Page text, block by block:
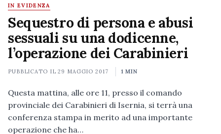
IN EVIDENZA
Sequestro di persona e abusi
sessuali su una dodicenne,
l’operazione dei Carabinieri
PUBBLICATO IL29 MAGGIO 2017 1 MIN
Questa mattina, alle ore 11, presso il comando
provinciale dei Carabinieri di Isernia, si terrà una
conferenza stampa in merito ad una importante
operazione che ha…